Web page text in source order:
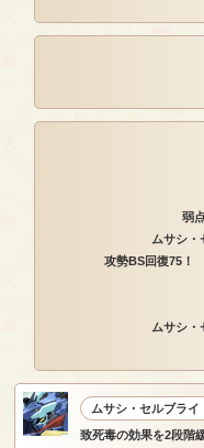
弱
ムサシ・
攻勢BS回復75！
ムサシ・
ムサシ・セルブライ
致死毒の効果を2段階